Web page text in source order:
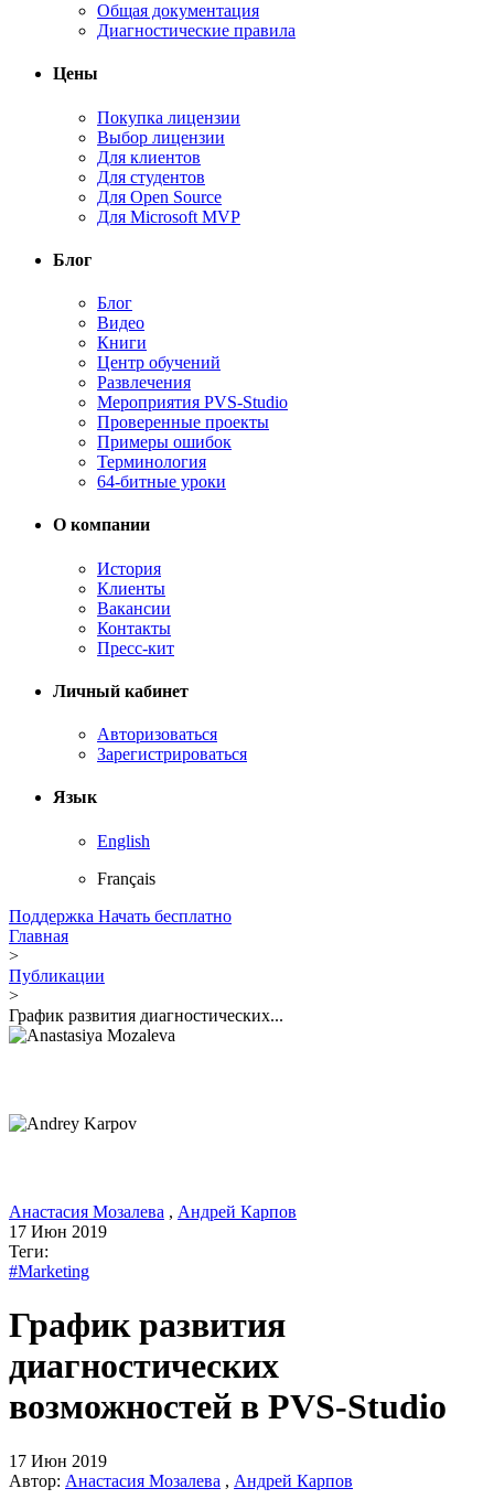
Общая документация
Диагностические правила
Цены
Покупка лицензии
Выбор лицензии
Для клиентов
Для студентов
Для Open Source
Для Microsoft MVP
Блог
Блог
Видео
Книги
Центр обучений
Развлечения
Мероприятия PVS-Studio
Проверенные проекты
Примеры ошибок
Терминология
64-битные уроки
О компании
История
Клиенты
Вакансии
Контакты
Пресс-кит
Личный кабинет
Авторизоваться
Зарегистрироваться
Язык
English
Français
Поддержка Начать бесплатно
Главная
>
Публикации
>
График развития диагностических...
Анастасия Мозалева , Андрей Карпов
17 Июн 2019
Теги:
#Marketing
График развития
диагностических
возможностей в PVS-Studio
17 Июн 2019
Автор: Анастасия Мозалева , Андрей Карпов